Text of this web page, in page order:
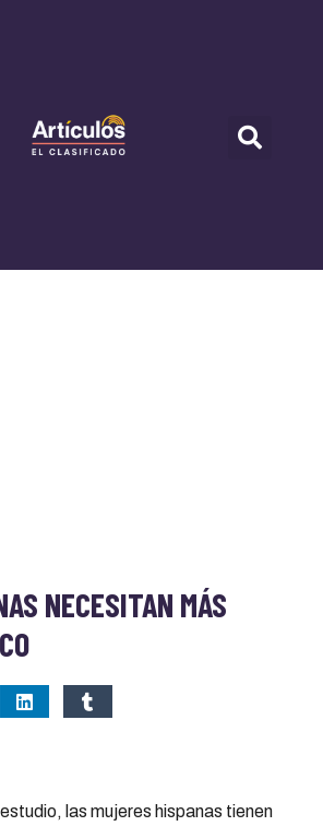
NECESITAN MÁS
las mujeres hispanas tienen